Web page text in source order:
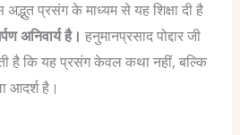
अद्भुत प्रसंग के माध्यम से यह शिक्षा दी है
अनिवार्य है। हनुमानप्रसाद पोद्दार जी
है कि यह प्रसंग केवल कथा नहीं, बल्कि
आदर्श है।